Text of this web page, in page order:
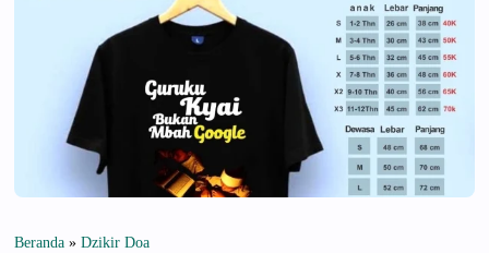
Beranda » Dzikir Doa